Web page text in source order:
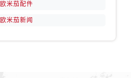
欧米茄配件
欧米茄新闻